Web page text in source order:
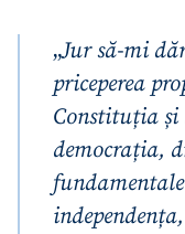
„Jur să-mi
priceperea
Constituția
democrația,